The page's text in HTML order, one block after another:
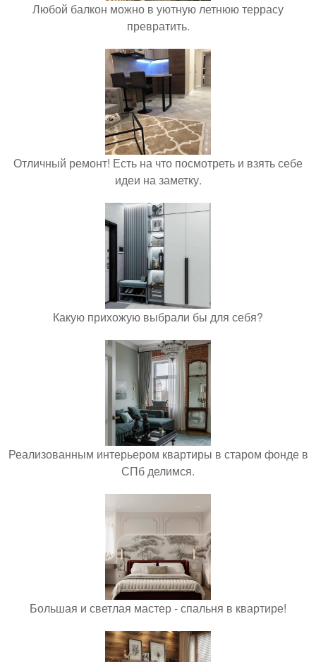
Любой балкон можно в уютную летнюю террасу
превратить.
Отличный ремонт! Есть на что посмотреть и взять себе
идеи на заметку.
Какую прихожую выбрали бы для себя?
Реализованным интерьером квартиры в старом фонде в
СПб делимся.
Большая и светлая мастер - спальня в квартире!